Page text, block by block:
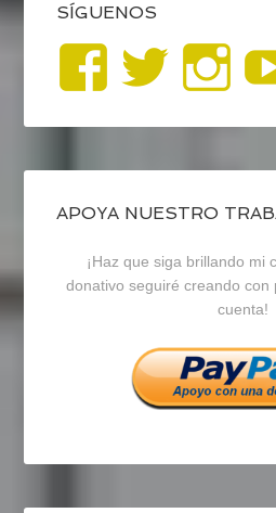
SÍGUENOS
Ver
perfil
de
en
Ver
de
en
APOYA NUESTRO
¡Haz que siga brillando mi
donativo seguiré creando con
cuenta!